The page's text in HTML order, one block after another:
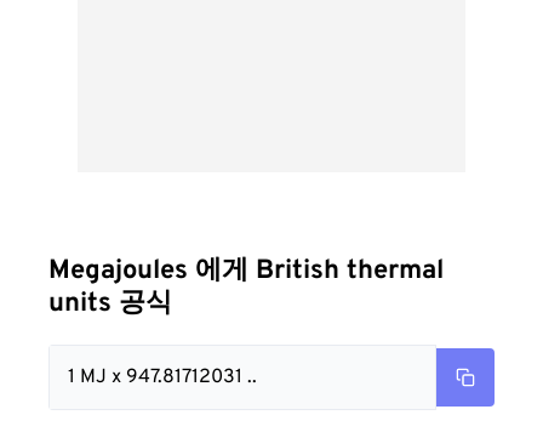
Megajoules 에게 British thermal
units 공식
1 MJ x 947.81712031 ..